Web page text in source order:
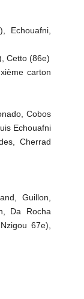
Echouafni,
Cetto (86e)
carton
Cobos
Echouafni
Cherrad
Guillon,
Da Rocha
67e),